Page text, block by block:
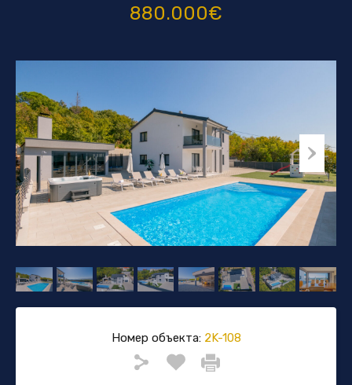
880.000€
Номер объекта:2K-108